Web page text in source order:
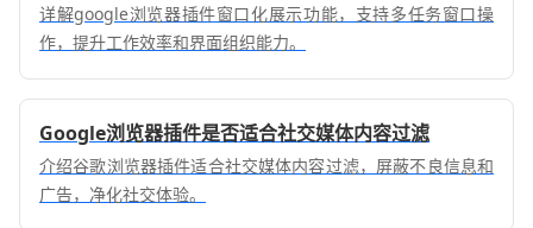
详解google浏览器插件窗口化展示功能，支持多任务窗口操
作，提升工作效率和界面组织能力。
Google浏览器插件是否适合社交媒体内容过滤
介绍谷歌浏览器插件适合社交媒体内容过滤，屏蔽不良信息和
广告，净化社交体验。